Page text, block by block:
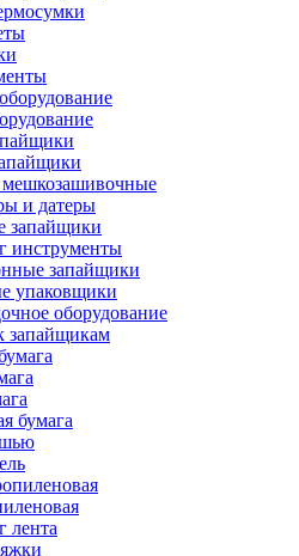
и датеры
запайщики
инструменты
запайщики
упаковщики
оборудование
запайщикам
бумага
лента